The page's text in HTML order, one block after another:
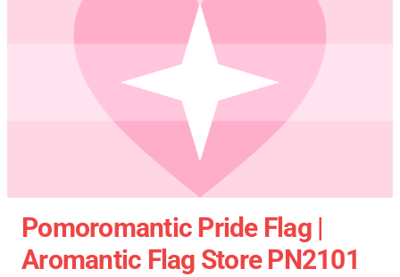
Pomoromantic Pride Flag |
Aromantic Flag Store PN2101